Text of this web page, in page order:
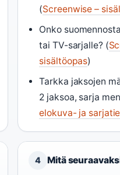
(Screenwise –
Onko
tai TV-sarjalle? (
sisältöopas)
Tarkka jaksojen
2 jaksoa, sarja
elokuva- ja
4 Mitä